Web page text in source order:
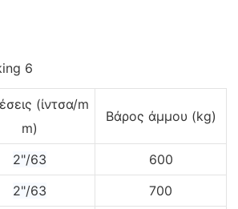
(ίντσα/m
m)
Βάρος άμμου (kg)
2"/63
600
2"/63
700